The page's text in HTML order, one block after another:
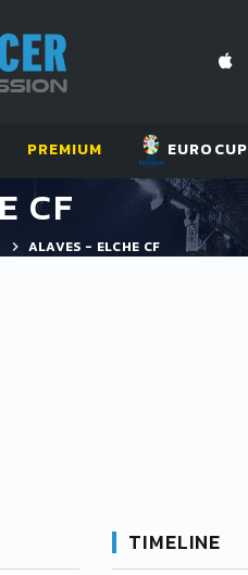
PREMIUM EUROCUP
CF
ALAVES - ELCHE CF
TIMELINE